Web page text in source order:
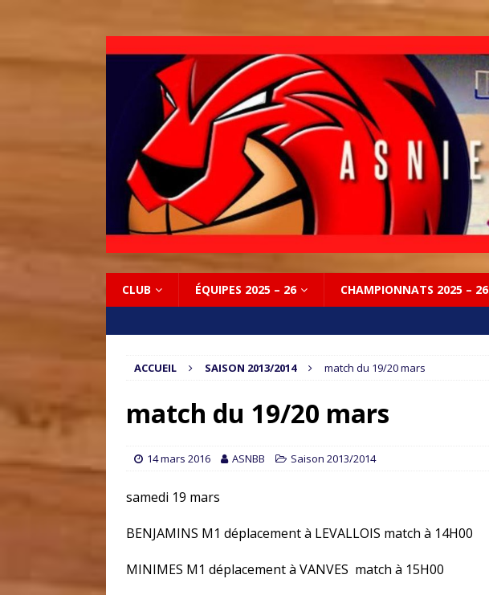
CLUB ÉQUIPES 2025 – 26 CHAMPIONNATS 2025 – 26
ACCUEIL SAISON 2013/2014 match du 19/20 mars
match du 19/20 mars
14 mars 2016 ASNBB Saison 2013/2014
samedi 19 mars
BENJAMINS M1 déplacement à LEVALLOIS match à 14H00
MINIMES M1 déplacement à VANVES match à 15H00